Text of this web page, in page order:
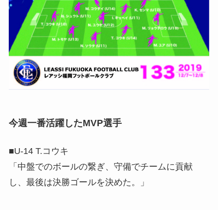
今週一番活躍したMVP選手
■U-14 T.コウキ
「中盤でのボールの繋ぎ、守備でチームに貢献
し、最後は決勝ゴールを決めた。」